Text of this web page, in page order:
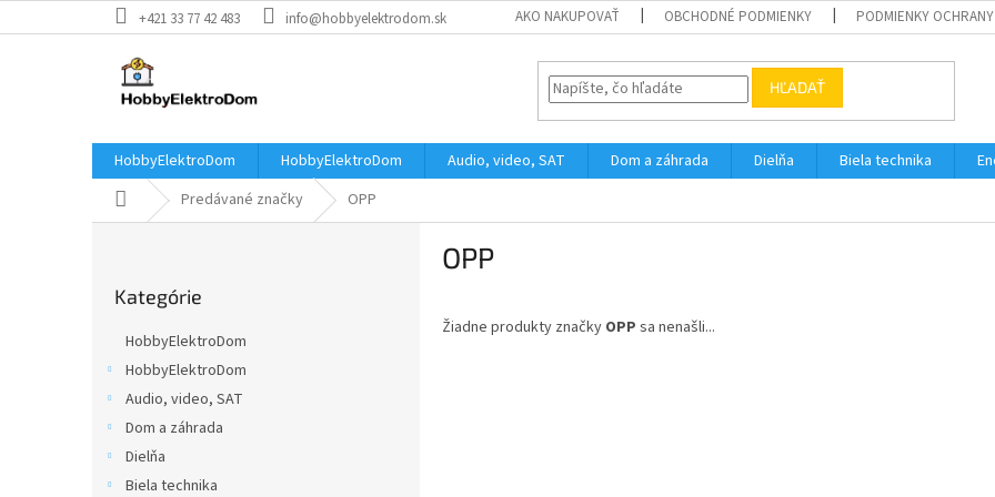
na
+421 33 77 42 483 info@hobbyelektrodom.sk AKO NAKUPOVAŤ OBCHODNÉ PODMIENKY PODMIENKY OCHRANY
HĽADAŤ
HobbyElektroDom HobbyElektroDom Audio, video, SAT Dom a záhrada Dielňa Biela technika
DomovPredávané značky OPP
kategórie
Kategórie
HobbyElektroDom
HobbyElektroDom
Audio, video, SAT
Dom a záhrada
Dielňa
Biela technika
OPP
Žiadne produkty značky OPP sa nenašli...